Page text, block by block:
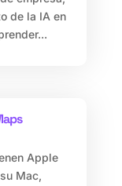
de la IA en
Apple
Mac,